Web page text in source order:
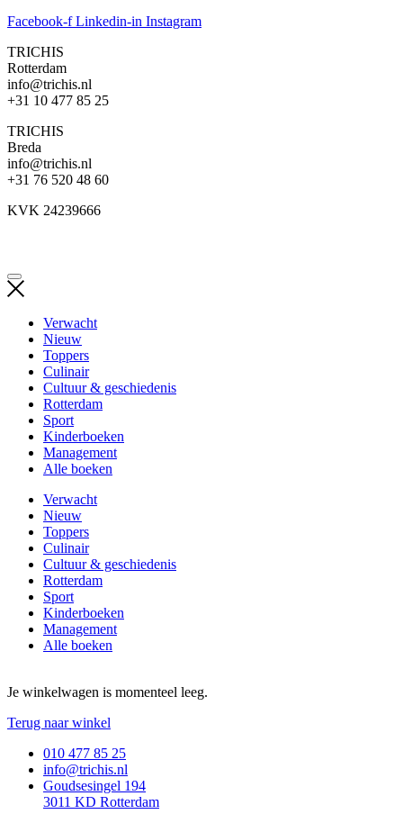
Facebook-f Linkedin-in Instagram
TRICHIS
Rotterdam
info@trichis.nl
+31 10 477 85 25
TRICHIS
Breda
info@trichis.nl
+31 76 520 48 60
KVK 24239666
Verwacht
Nieuw
Toppers
Culinair
Cultuur & geschiedenis
Rotterdam
Sport
Kinderboeken
Management
Alle boeken
Verwacht
Nieuw
Toppers
Culinair
Cultuur & geschiedenis
Rotterdam
Sport
Kinderboeken
Management
Alle boeken
Je winkelwagen is momenteel leeg.
Terug naar winkel
010 477 85 25
info@trichis.nl
Goudsesingel 194
3011 KD Rotterdam